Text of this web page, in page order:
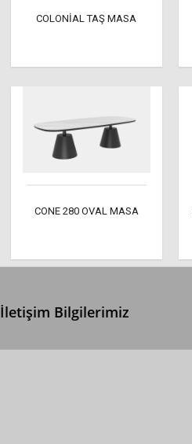
COLONİAL TAŞ MASA
CONE 280 OVAL MASA
İletişim Bilgilerimiz